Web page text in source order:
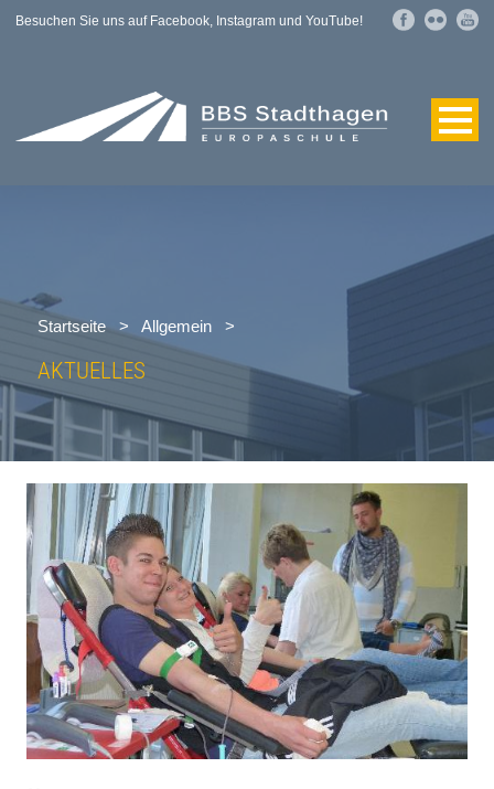
Besuchen Sie uns auf Facebook, Instagram und YouTube!
Startseite > Allgemein >
AKTUELLES